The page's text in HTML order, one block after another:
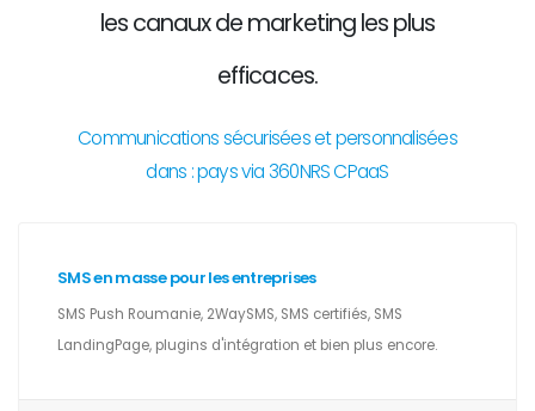
les canaux de marketing les plus
efficaces.
Communications sécurisées et personnalisées
dans : pays via 360NRS CPaaS
SMS en masse pour les entreprises
SMS Push Roumanie, 2WaySMS, SMS certifiés, SMS
LandingPage, plugins d'intégration et bien plus encore.